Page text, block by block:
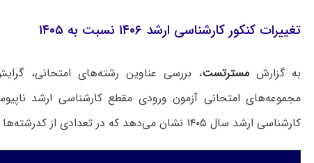
تغییرات کنکور کارشناسی ارشد ۱۴۰۶ نسبت به ۱۴۰۵
به گزارش مسترتست، بررسی عناوین رشته‌های امتحانی،
کارشناسی‌ ارشد سال ۱۴۰۵ نشان می‌دهد که در تعدادی از کدرشته‌ها تغییراتی صورت گرفته است.